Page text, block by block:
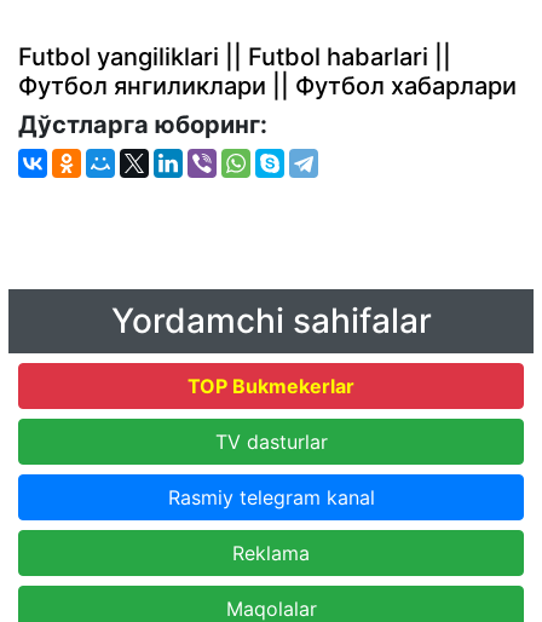
Futbol yangiliklari || Futbol habarlari ||
Футбол янгиликлари || Футбол хабарлари
Дўстларга юборинг:
Yordamchi sahifalar
TOP Bukmekerlar
TV dasturlar
Rasmiy telegram kanal
Reklama
Maqolalar